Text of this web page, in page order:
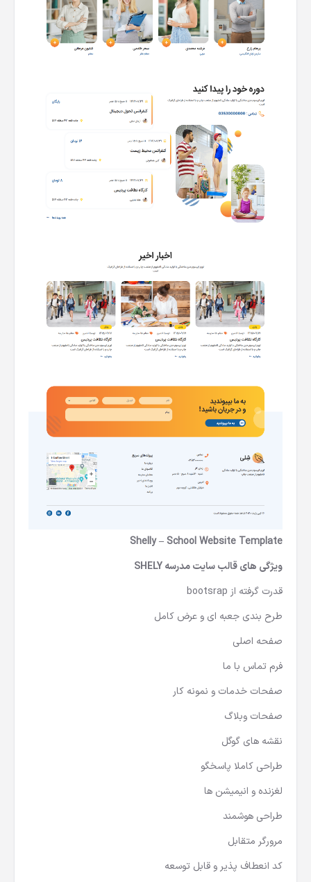
Shelly – School Website Template
ویژگی هایقالب سایت مدرسه SHELY
قدرت گرفته از bootsrap
طرح بندی جعبه ای و عرض کامل
صفحه اصلی
فرم تماس با ما
صفحات خدمات و نمونه کار
صفحات وبلاگ
نقشه های گوگل
طراحی کاملا پاسخگو
لغزنده و انیمیشن ها
طراحی هوشمند
مرورگر متقابل
کد انعطاف پذیر و قابل توسعه